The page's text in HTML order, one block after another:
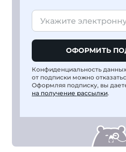
ОФОРМИТЬ
Конфиденциальность данных
от подписки можно
Оформляя подписку, вы
на получение рассылки.